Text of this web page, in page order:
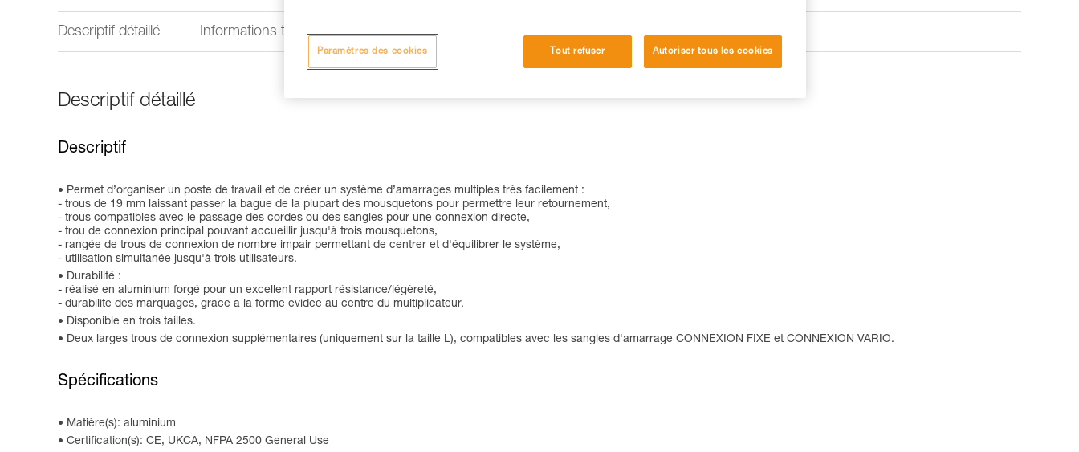
Descriptif détaillé Informations techniques Inspection
Descriptif détaillé
Descriptif
Permet d’organiser un poste de travail et de créer un système d’amarrages multiples très facilement :
- trous de 19 mm laissant passer la bague de la plupart des mousquetons pour permettre leur retournement,
- trous compatibles avec le passage des cordes ou des sangles pour une connexion directe,
- trou de connexion principal pouvant accueillir jusqu'à trois mousquetons,
- rangée de trous de connexion de nombre impair permettant de centrer et d'équilibrer le système,
- utilisation simultanée jusqu'à trois utilisateurs.
Durabilité :
- réalisé en aluminium forgé pour un excellent rapport résistance/légèreté,
- durabilité des marquages, grâce à la forme évidée au centre du multiplicateur.
Disponible en trois tailles.
Deux larges trous de connexion supplémentaires (uniquement sur la taille L), compatibles avec les sangles d'amarrage CONNEXION FIXE et CONNEXION VARIO.
Spécifications
Matière(s): aluminium
Certification(s): CE, UKCA, NFPA 2500 General Use
Tout refuser Autoriser tous les cookies
Paramètres des cookies